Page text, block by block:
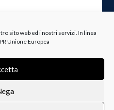
sito web ed i nostri servizi. In linea
Unione Europea